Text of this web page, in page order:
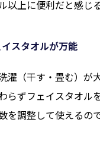
以上に便利だと感じ
スタオルが万能
濯（干す・畳む）が
らずフェイスタオル
を調整して使えるの